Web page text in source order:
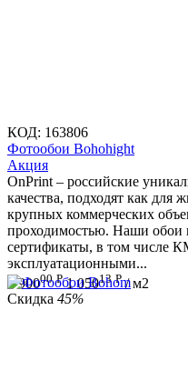
КОД: 163806
Фотообои Bohohight
Aкция
OnPrint – российские
качества, подходят как для
крупных коммерческих
проходимостью. Наши обои
сертификаты, в том числе
эксплуатационными...
1 90000 Р 1 05013 Р / м2
Скидка 45%